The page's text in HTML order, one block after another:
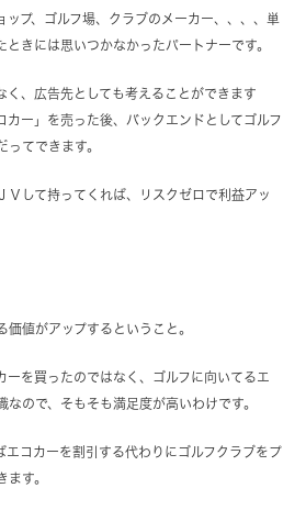
ップ、ゴルフ場、クラブのメーカー、、、、単
ときには思いつかなかったパートナーです。
く、広告先としても考えることができます
カー」を売った後、バックエンドとしてゴルフ
ってできます。
Ｖして持ってくれば、リスクゼロで利益アッ
価値がアップするということ。
ーを買ったのではなく、ゴルフに向いてるエ
なので、そもそも満足度が高いわけです。
エコカーを割引する代わりにゴルフクラブをプ
ます。